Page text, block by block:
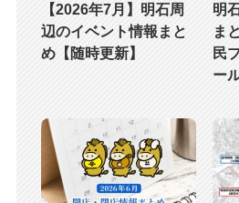
【2026年7月】明石周
辺のイベント情報まと
め【随時更新】
明
ま
民
ー